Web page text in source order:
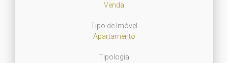
Venda
Tipo de Imóvel
Apartamento
Tipologia